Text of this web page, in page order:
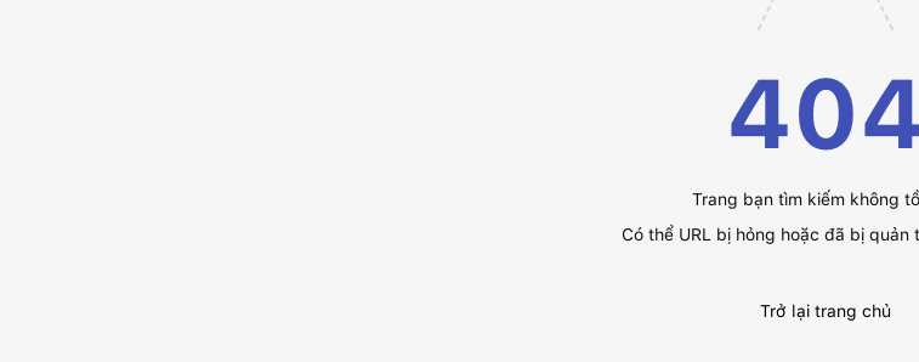
Trang bạn tìm kiếm không
Có thể URL bị hỏng hoặc đã bị quản
Trở lại trang chủ